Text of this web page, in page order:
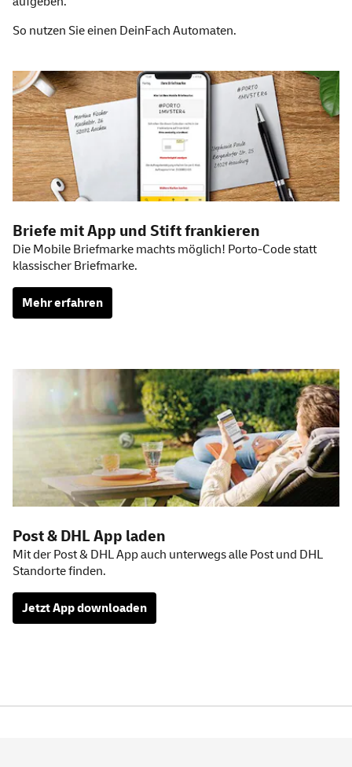
So nutzen Sie einen DeinFach Automaten.
Weitere Informationen
Briefe mitApp und Stift frankieren
Die Mobile Briefmarke machts möglich! Porto-Code statt
klassischer Briefmarke.
Mehr erfahren
Post & DHL App laden
Mit der Post & DHL App auch unterwegs alle Post und DHL
Standorte finden.
JetztAppdownloaden